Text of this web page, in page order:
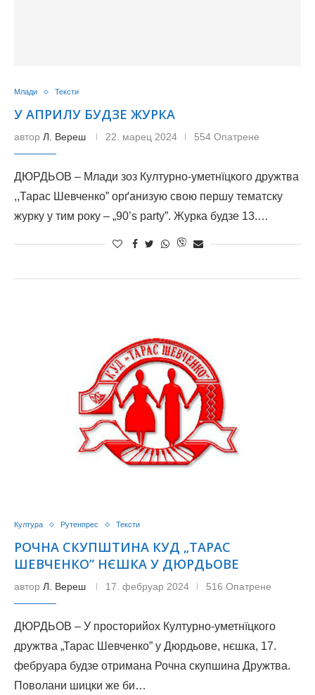
Млади Тексти
У АПРИЛУ БУДЗЕ ЖУРКА
автор Л. Вереш 22. марец 2024 554 Опатрене
ДЮРДЬОВ – Млади зоз Културно-уметнїцкого дружтва
,,Тарас Шевченко” орґанизую свою першу тематску
журку у тим року – „90’s party”. Журка будзе 13.…
Култура Рутенпрес Тексти
РОЧНА СКУПШТИНА КУД „ТАРАС
ШЕВЧЕНКО” НЄШКА У ДЮРДЬОВЕ
автор Л. Вереш 17. фебруар 2024 516 Опатрене
ДЮРДЬОВ – У просторийох Културно-уметнїцкого
дружтва „Тарас Шевченко” у Дюрдьове, нєшка, 17.
фебруара будзе отримана Рочна скупшина Дружтва.
Поволани шицки же би…